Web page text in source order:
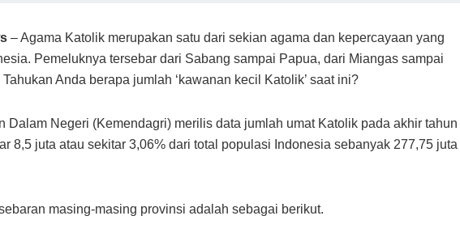
– Agama Katolik merupakan satu dari sekian agama dan kepercayaan yang
Pemeluknya tersebar dari Sabang sampai Papua, dari Miangas sampai
Anda berapa jumlah ‘kawanan kecil Katolik’ saat ini?
Dalam Negeri (Kemendagri) merilis data jumlah umat Katolik pada akhir tahun
8,5 juta atau sekitar 3,06% dari total populasi Indonesia sebanyak 277,75 juta
masing-masing provinsi adalah sebagai berikut.